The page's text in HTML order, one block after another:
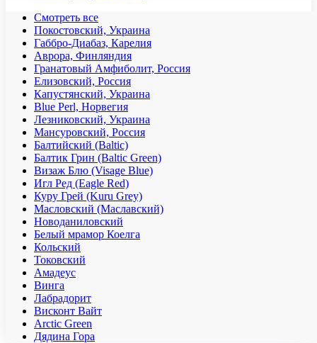
Смотреть все
Покостовский, Украина
Габбро-Диабаз, Карелия
Аврора, Финляндия
Гранатовый Амфиболит, Россия
Елизовский, Россия
Капустянский, Украина
Blue Perl, Норвегия
Лезниковский, Украина
Мансуровский, Россия
Балтийский (Baltic)
Балтик Грин (Baltic Green)
Визаж Блю (Visage Blue)
Игл Ред (Eagle Red)
Куру Грей (Kuru Grey)
Масловский (Маславский)
Новоданиловский
Белый мрамор Коелга
Кольский
Токовский
Амадеус
Винга
Лабрадорит
Висконт Вайт
Аrctic Green
Дядина Гора